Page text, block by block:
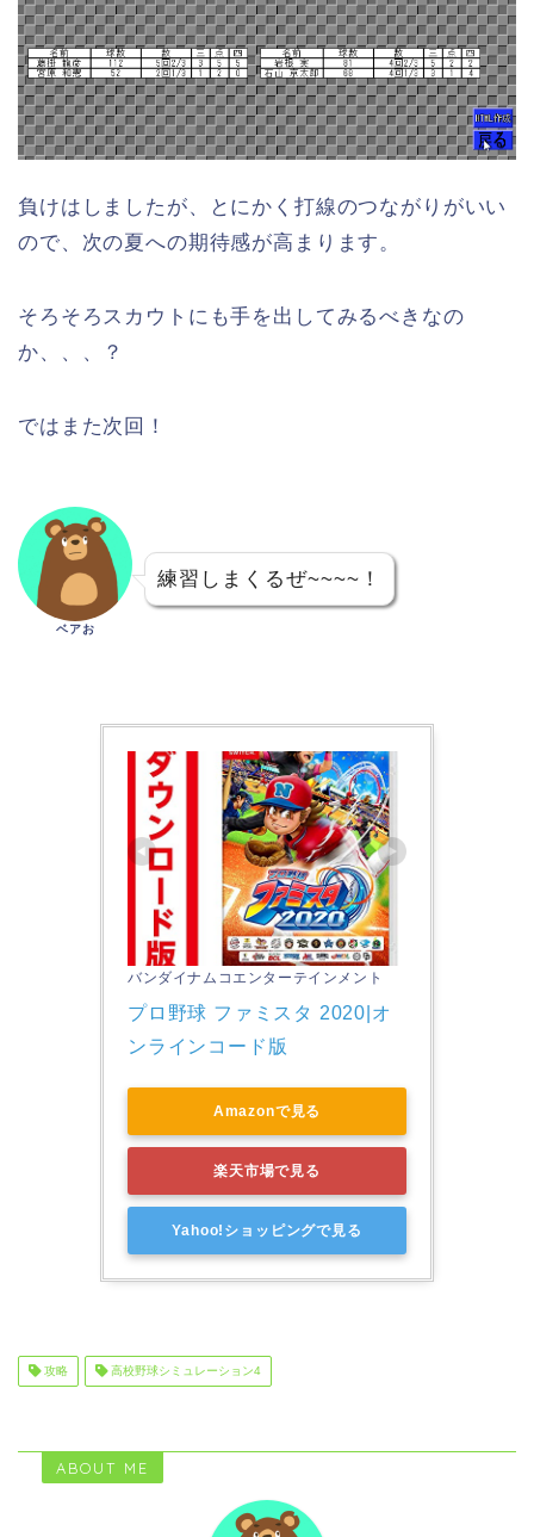
負けはしましたが、とにかく打線のつながりがいい
ので、次の夏への期待感が高まります。
そろそろスカウトにも手を出してみるべきなの
か、、、？
ではまた次回！
ベアお
練習しまくるぜ~~~~！
バンダイナムコエンターテインメント
プロ野球 ファミスタ 2020|オ
ンラインコード版
Amazonで見る
楽天市場で見る
Yahoo!ショッピングで見る
攻略 高校野球シミュレーション4
ABOUT ME